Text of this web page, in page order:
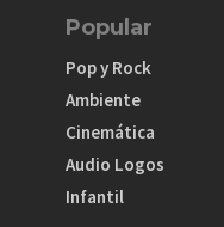
Popular
Pop y Rock
Ambiente
Cinemática
Audio Logos
Infantil